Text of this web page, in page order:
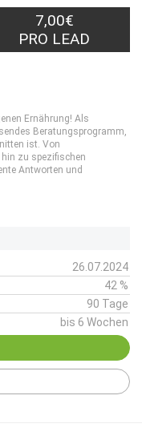
7,00€
PRO LEAD
Ernährung! Als
Beratungsprogramm,
ist. Von
zu spezifischen
Antworten und
26.07.2024
42 %
90 Tage
bis 6 Wochen